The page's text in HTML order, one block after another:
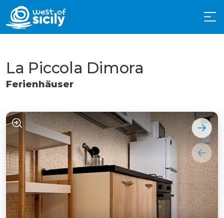
La Piccola Dimora
Ferienhäuser